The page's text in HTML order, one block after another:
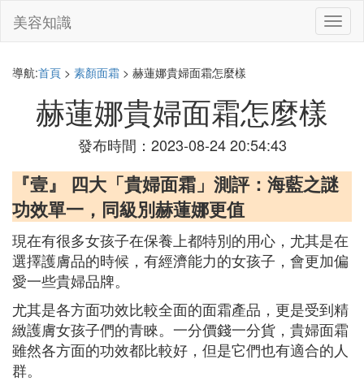
切
換
美容知識
導航:首頁 > 素顏面霜 > 赫蓮娜貴婦面霜怎麼樣
赫蓮娜貴婦面霜怎麼樣
發布時間：2023-08-24 20:54:43
『壹』 四大「貴婦面霜」測評：海藍之謎
功效單一，同級別赫蓮娜更值
現在有很多女孩子在保養上都特別的用心，尤其是在
選擇護膚品的時候，有經濟能力的女孩子，會更加偏
愛一些貴婦品牌。
尤其是各方面功效比較全面的面霜產品，更是受到精
緻護膚女孩子們的青睞。一分價錢一分貨，貴婦面霜
雖然各方面的功效都比較好，但是它們也有適合的人
群。